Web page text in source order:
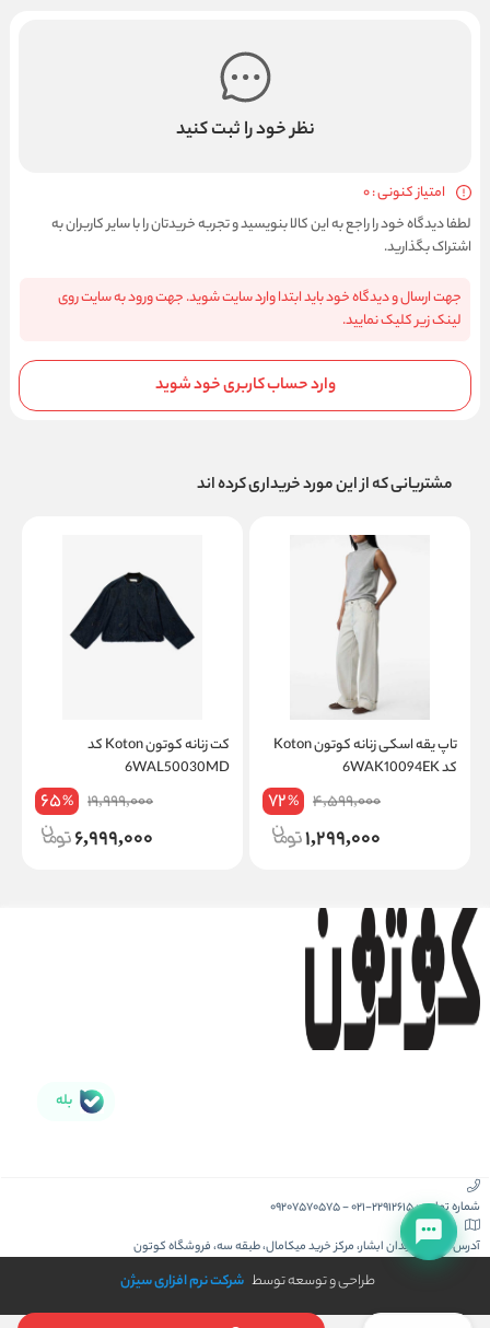
نظر خود را ثبت کنید
امتیاز کنونی : 0
لطفا دیدگاه خود را راجع به این کالا بنویسید و تجربه خریدتان را با سایر کاربران به
اشتراک بگذارید.
جهت ارسال و دیدگاه خود باید ابتدا وارد سایت شوید. جهت ورود به سایت روی
لینک زیر کلیک نمایید.
وارد حساب کاربری خود شوید
مشتریانی که از این مورد خریداری کرده اند
تاپ یقه اسکی زنانه کوتون Koton
کد 6WAK10094EK
4,599,000
72%
1,299,000
کت زنانه کوتون Koton کد
6WAL50030MD
19,999,000
65%
6,999,000
بله
شماره تماس :021-22912615
-
09207570575
آدرس :کیش، میدان ابشار، مرکز خرید میکامال، طبقه سه، فروشگاه کوتون
طراحی و توسعه توسط شرکت نرم افزاری سیژن